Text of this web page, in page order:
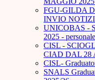
FGU-GILDA
INVIO
UNICOBAS -
2025 -
CISL -
CIAD DAL 28
CISL-
SNALS